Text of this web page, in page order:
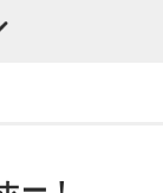
ま乗り合わせ